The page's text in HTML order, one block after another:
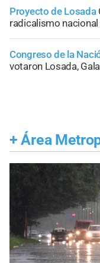
Proyecto de Losada
radicalismo
Congreso de la
votaron Losada,
+ Área